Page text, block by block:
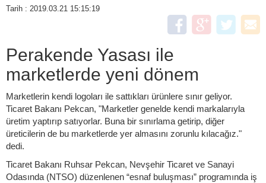
Tarih : 2019.03.21 15:15:19
Perakende Yasası ile
marketlerde yeni dönem
Marketlerin kendi logoları ile sattıkları ürünlere sınır geliyor.
Ticaret Bakanı Pekcan, "Marketler genelde kendi markalarıyla
üretim yaptırıp satıyorlar. Buna bir sınırlama getirip, diğer
üreticilerin de bu marketlerde yer almasını zorunlu kılacağız."
dedi.
Ticaret Bakanı Ruhsar Pekcan, Nevşehir Ticaret ve Sanayi
Odasında (NTSO) düzenlenen “esnaf buluşması” programında iş